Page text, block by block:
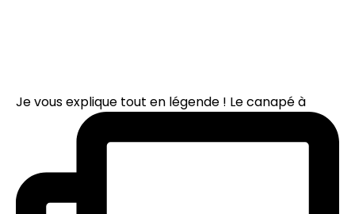
Je vous explique tout en légende ! Le canapé à